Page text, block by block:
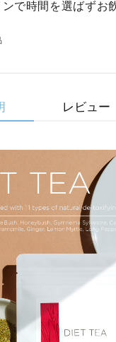
で時間を選ばずお
レビュー